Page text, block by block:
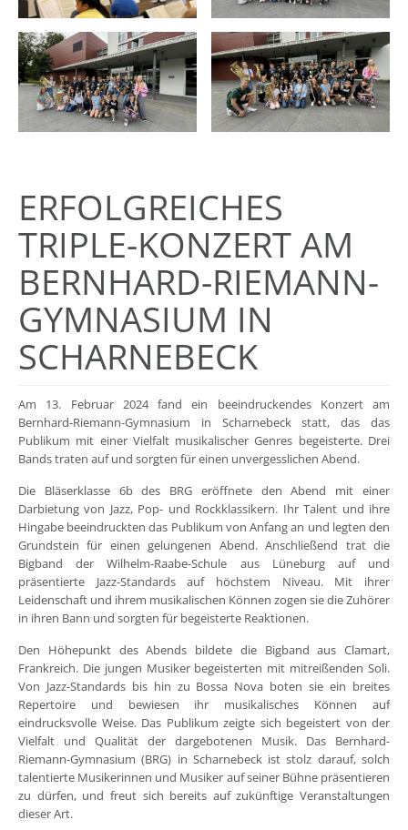
ERFOLGREICHES
TRIPLE-KONZERT AM
BERNHARD-RIEMANN-
GYMNASIUM IN
SCHARNEBECK
Am 13. Februar 2024 fand ein beeindruckendes Konzert am
Bernhard-Riemann-Gymnasium in Scharnebeck statt, das das
Publikum mit einer Vielfalt musikalischer Genres begeisterte. Drei
Bands traten auf und sorgten für einen unvergesslichen Abend.
Die Bläserklasse 6b des BRG eröffnete den Abend mit einer
Darbietung von Jazz, Pop- und Rockklassikern. Ihr Talent und ihre
Hingabe beeindruckten das Publikum von Anfang an und legten den
Grundstein für einen gelungenen Abend. Anschließend trat die
Bigband der Wilhelm-Raabe-Schule aus Lüneburg auf und
präsentierte Jazz-Standards auf höchstem Niveau. Mit ihrer
Leidenschaft und ihrem musikalischen Können zogen sie die Zuhörer
in ihren Bann und sorgten für begeisterte Reaktionen.
Den Höhepunkt des Abends bildete die Bigband aus Clamart,
Frankreich. Die jungen Musiker begeisterten mit mitreißenden Soli.
Von Jazz-Standards bis hin zu Bossa Nova boten sie ein breites
Repertoire und bewiesen ihr musikalisches Können auf
eindrucksvolle Weise. Das Publikum zeigte sich begeistert von der
Vielfalt und Qualität der dargebotenen Musik. Das Bernhard-
Riemann-Gymnasium (BRG) in Scharnebeck ist stolz darauf, solch
talentierte Musikerinnen und Musiker auf seiner Bühne präsentieren
zu dürfen, und freut sich bereits auf zukünftige Veranstaltungen
dieser Art.